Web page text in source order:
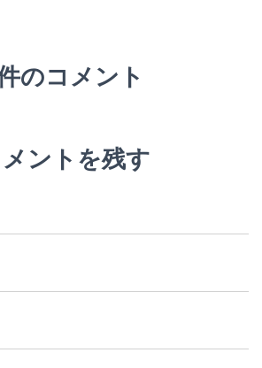
のコメント
ントを残す